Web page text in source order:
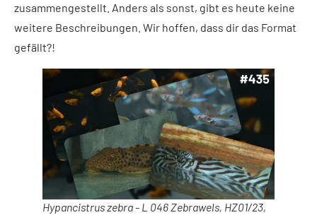
zusammengestellt. Anders als sonst, gibt es heute keine
weitere Beschreibungen. Wir hoffen, dass dir das Format
gefällt?!
Hypancistrus zebra - L 046 Zebrawels, HZ01/23,